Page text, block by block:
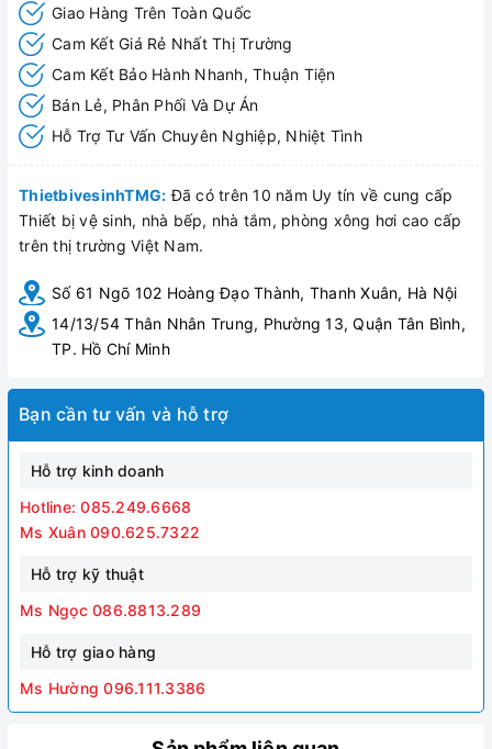
Hình ảnh Chậu rửa treo tường liền chân Royal RA-503
Giao Hàng Trên Toàn Quốc
Cam Kết Giá Rẻ Nhất Thị Trường
Cam Kết Bảo Hành Nhanh, Thuận Tiện
Bán Lẻ, Phân Phối Và Dự Án
Hỗ Trợ Tư Vấn Chuyên Nghiệp, Nhiệt Tình
ThietbivesinhTMG: Đã có trên 10 năm Uy tín về cung cấp
Thiết bị vệ sinh, nhà bếp, nhà tắm, phòng xông hơi cao cấp
trên thị trường Việt Nam.
Số 61 Ngõ 102 Hoàng Đạo Thành, Thanh Xuân, Hà Nội
14/13/54 Thân Nhân Trung, Phường 13, Quận Tân Bình,
TP. Hồ Chí Minh
Bạn cần tư vấn và hỗ trợ
Hỗ trợ kinh doanh
Hotline: 085.249.6668
Ms Xuân 090.625.7322
Hỗ trợ kỹ thuật
Ms Ngọc 086.8813.289
Hỗ trợ giao hàng
Ms Hường 096.111.3386